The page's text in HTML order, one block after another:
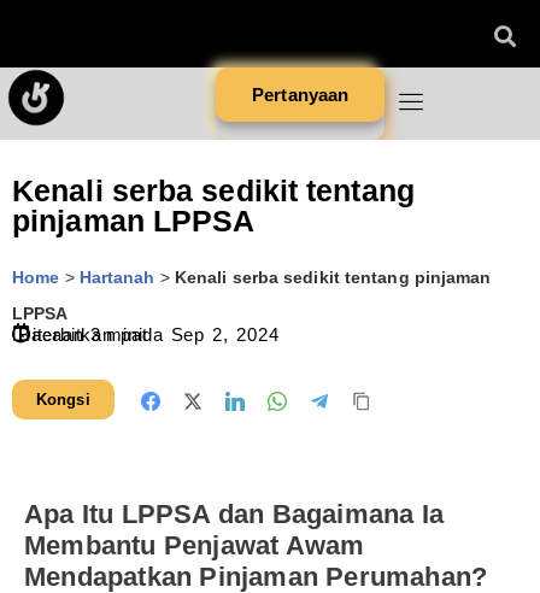
Pertanyaan
Kenali serba sedikit tentang
pinjaman LPPSA
Home > Hartanah > Kenali serba sedikit tentang pinjaman
LPPSA
Diterbitkan pada Sep 2, 2024
Bacaan3 minit
Kongsi
Apa Itu LPPSA dan Bagaimana Ia
Membantu Penjawat Awam
Mendapatkan Pinjaman Perumahan?